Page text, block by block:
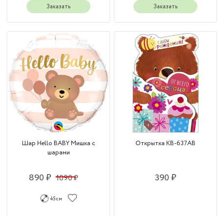
Заказать Заказать
Шар Hello BABY Мишка с
шарами
890 ₽ 1090 ₽
45 см
Открытка КВ-637АВ
390 ₽